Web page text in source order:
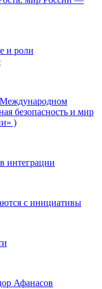
и роли
безопасность и мир
)
интеграции
с инициативы
Афанасов